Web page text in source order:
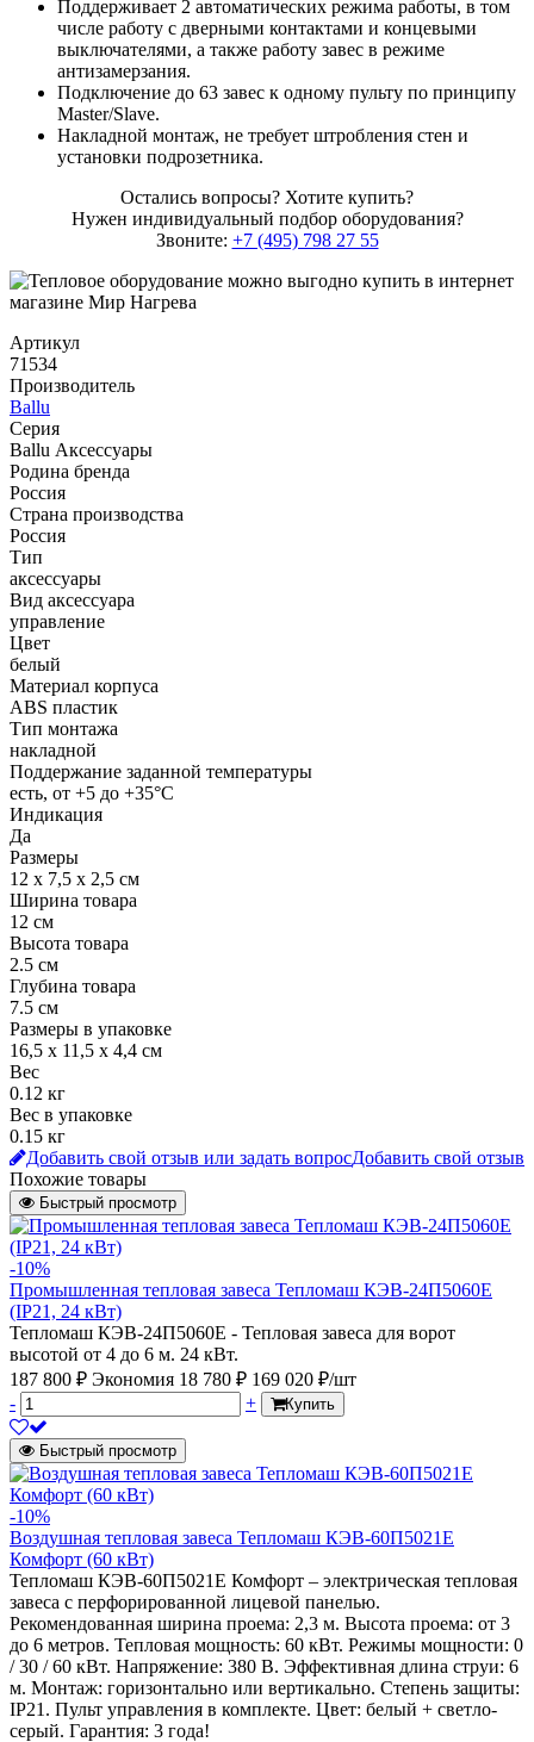
Поддерживает 2 автоматических режима работы, в том
числе работу с дверными контактами и концевыми
выключателями, а также работу завес в режиме
антизамерзания.
Подключение до 63 завес к одному пульту по принципу
Master/Slave.
Накладной монтаж, не требует штробления стен и
установки подрозетника.
Остались вопросы? Хотите купить?
Нужен индивидуальный подбор оборудования?
Звоните: +7 (495) 798 27 55
Артикул
71534
Производитель
Ballu
Серия
Ballu Аксессуары
Родина бренда
Россия
Страна производства
Россия
Тип
аксессуары
Вид аксессуара
управление
Цвет
белый
Материал корпуса
ABS пластик
Тип монтажа
накладной
Поддержание заданной температуры
есть, от +5 до +35°С
Индикация
Да
Размеры
12 х 7,5 х 2,5 см
Ширина товара
12 см
Высота товара
2.5 см
Глубина товара
7.5 см
Размеры в упаковке
16,5 х 11,5 х 4,4 см
Вес
0.12 кг
Вес в упаковке
0.15 кг
Добавить свой отзыв или задать вопросДобавить свой отзыв
Похожие товары
Быстрый просмотр
-10%
Промышленная тепловая завеса Тепломаш КЭВ-24П5060Е
(IP21, 24 кВт)
Тепломаш КЭВ-24П5060Е - Тепловая завеса для ворот
высотой от 4 до 6 м. 24 кВт.
187 800 ₽ Экономия 18 780 ₽ 169 020 ₽/шт
-
+ Купить
Быстрый просмотр
-10%
Воздушная тепловая завеса Тепломаш КЭВ-60П5021Е
Комфорт (60 кВт)
Тепломаш КЭВ-60П5021Е Комфорт – электрическая тепловая
завеса с перфорированной лицевой панелью.
Рекомендованная ширина проема: 2,3 м. Высота проема: от 3
до 6 метров. Тепловая мощность: 60 кВт. Режимы мощности: 0
/ 30 / 60 кВт. Напряжение: 380 В. Эффективная длина струи: 6
м. Монтаж: горизонтально или вертикально. Степень защиты:
IP21. Пульт управления в комплекте. Цвет: белый + светло-
серый. Гарантия: 3 года!